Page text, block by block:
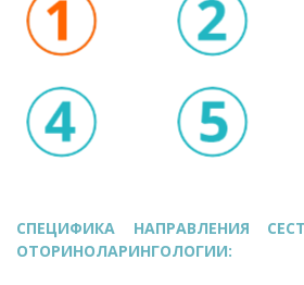
СПЕЦИФИКА НАПРАВЛЕНИЯ
ОТОРИНОЛАРИНГОЛОГИИ: